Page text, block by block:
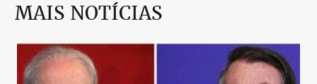
MAIS NOTÍCIAS